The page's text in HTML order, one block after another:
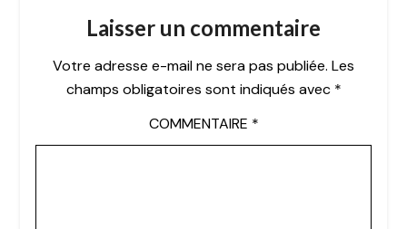
Laisser un commentaire
Votre adresse e-mail ne sera pas publiée. Les
champs obligatoires sont indiqués avec *
COMMENTAIRE *